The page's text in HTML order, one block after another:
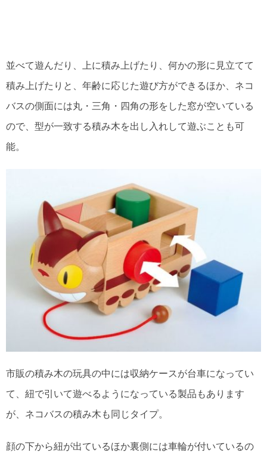
並べて遊んだり、上に積み上げたり、何かの形に見立てて
積み上げたりと、年齢に応じた遊び方ができるほか、ネコ
バスの側面には丸・三角・四角の形をした窓が空いている
ので、型が一致する積み木を出し入れして遊ぶことも可
能。
市販の積み木の玩具の中には収納ケースが台車になってい
て、紐で引いて遊べるようになっている製品もあります
が、ネコバスの積み木も同じタイプ。
顔の下から紐が出ているほか裏側には車輪が付いているの